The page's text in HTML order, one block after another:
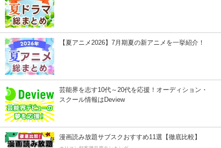
【夏アニメ2026】7月期夏の新アニメを一挙紹介！
芸能界を志す10代～20代を応援！オーディション・
スクール情報はDeview
漫画読み放題サブスクおすすめ11選【徹底比較】